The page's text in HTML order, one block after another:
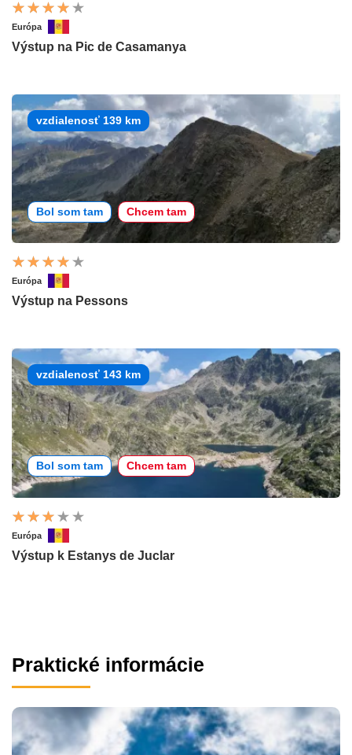
Európa
Výstup na Pic de Casamanya
vzdialenosť 139 km
Bol som tam Chcem tam
Európa
Výstup na Pessons
vzdialenosť 143 km
Bol som tam Chcem tam
Európa
Výstup k Estanys de Juclar
Praktické informácie